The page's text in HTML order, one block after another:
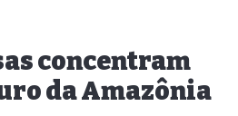
concentram
da Amazônia